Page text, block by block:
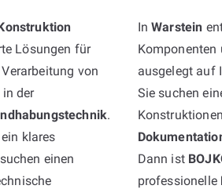
Lösungen für
Verarbeitung von
der
.
klares
einen
InWarstein
ausgelegt auf
Sie suchen
Dann ist
professionelle